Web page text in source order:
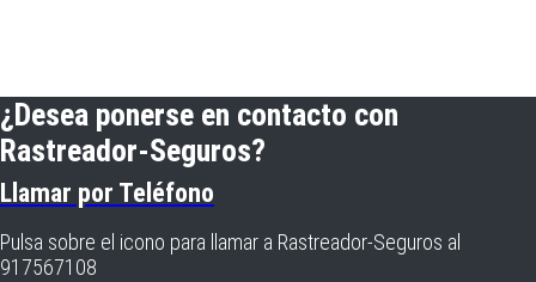
¿Desea ponerse en contacto con
Rastreador-Seguros?
Llamar por Teléfono
Pulsa sobre el icono para llamar a Rastreador-Seguros al
917567108